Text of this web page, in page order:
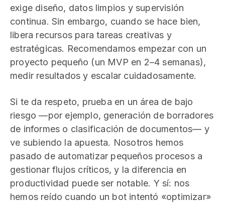
exige diseño, datos limpios y supervisión
continua. Sin embargo, cuando se hace bien,
libera recursos para tareas creativas y
estratégicas. Recomendamos empezar con un
proyecto pequeño (un MVP en 2–4 semanas),
medir resultados y escalar cuidadosamente.
Si te da respeto, prueba en un área de bajo
riesgo —por ejemplo, generación de borradores
de informes o clasificación de documentos— y
ve subiendo la apuesta. Nosotros hemos
pasado de automatizar pequeños procesos a
gestionar flujos críticos, y la diferencia en
productividad puede ser notable. Y sí: nos
hemos reído cuando un bot intentó «optimizar»